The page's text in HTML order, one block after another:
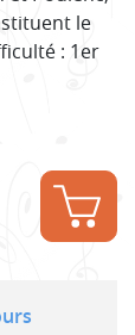
le
: 1er